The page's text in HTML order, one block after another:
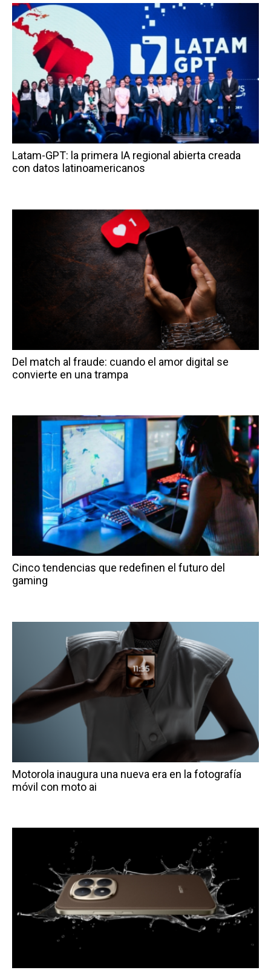
Latam-GPT: la primera IA regional abierta creada
con datos latinoamericanos
Del match al fraude: cuando el amor digital se
convierte en una trampa
Cinco tendencias que redefinen el futuro del
gaming
Motorola inaugura una nueva era en la fotografía
móvil con moto ai